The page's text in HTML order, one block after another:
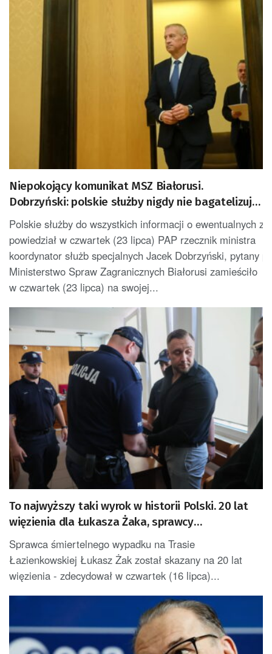
Niepokojący komunikat MSZ Białorusi.
Dobrzyński: polskie służby nigdy nie bagatelizują
żadnego niepokojącego sygnału
Polskie służby do wszystkich informacji o ewentualnych
powiedział w czwartek (23 lipca) PAP rzecznik ministra
koordynator służb specjalnych Jacek Dobrzyński, pytany
Ministerstwo Spraw Zagranicznych Białorusi zamieściło
w czwartek (23 lipca) na swojej...
To najwyższy taki wyrok w historii Polski. 20 lat
więzienia dla Łukasza Żaka, sprawcy
śmiertelnego wypadku na Trasie Łazienkowskiej
Sprawca śmiertelnego wypadku na Trasie
Łazienkowskiej Łukasz Żak został skazany na 20 lat
więzienia - zdecydował w czwartek (16 lipca)...